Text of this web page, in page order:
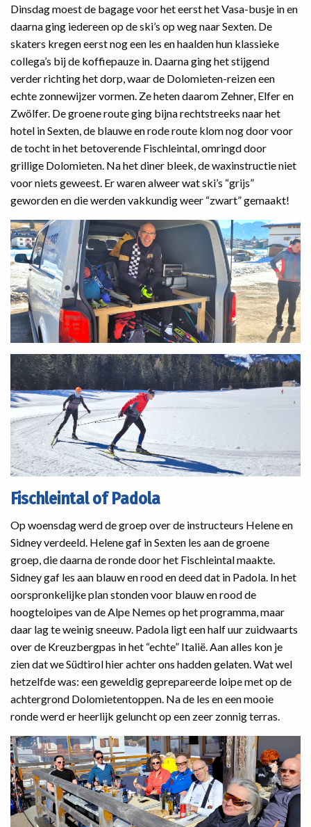
Dinsdag moest de bagage voor het eerst het Vasa-busje in en
daarna ging iedereen op de ski’s op weg naar Sexten. De
skaters kregen eerst nog een les en haalden hun klassieke
collega’s bij de koffiepauze in. Daarna ging het stijgend
verder richting het dorp, waar de Dolomieten-reizen een
echte zonnewijzer vormen. Ze heten daarom Zehner, Elfer en
Zwölfer. De groene route ging bijna rechtstreeks naar het
hotel in Sexten, de blauwe en rode route klom nog door voor
de tocht in het betoverende Fischleintal, omringd door
grillige Dolomieten. Na het diner bleek, de waxinstructie niet
voor niets geweest. Er waren alweer wat ski’s “grijs”
geworden en die werden vakkundig weer “zwart” gemaakt!
Fischleintal of Padola
Op woensdag werd de groep over de instructeurs Helene en
Sidney verdeeld. Helene gaf in Sexten les aan de groene
groep, die daarna de ronde door het Fischleintal maakte.
Sidney gaf les aan blauw en rood en deed dat in Padola. In het
oorspronkelijke plan stonden voor blauw en rood de
hoogteloipes van de Alpe Nemes op het programma, maar
daar lag te weinig sneeuw. Padola ligt een half uur zuidwaarts
over de Kreuzbergpas in het “echte” Italië. Aan alles kon je
zien dat we Südtirol hier achter ons hadden gelaten. Wat wel
hetzelfde was: een geweldig geprepareerde loipe met op de
achtergrond Dolomietentoppen. Na de les en een mooie
ronde werd er heerlijk geluncht op een zeer zonnig terras.